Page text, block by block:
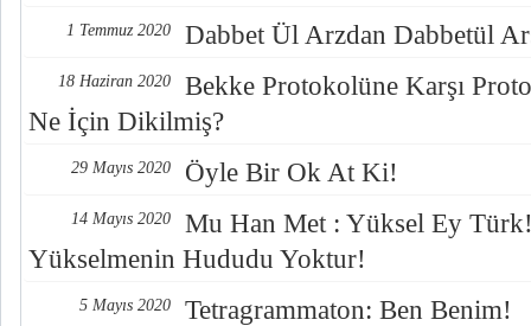
1 Temmuz 2020 Dabbet Ül Arzdan Dabbetül
18 Haziran 2020
Bekke Protokolüne Karşı
Ne İçin Dikilmiş?
29 Mayıs 2020 Öyle Bir Ok At Ki!
14 Mayıs 2020
Mu Han Met : Yüksel Ey
Yükselmenin Hududu Yoktur!
5 Mayıs 2020 Tetragrammaton: Ben Benim!